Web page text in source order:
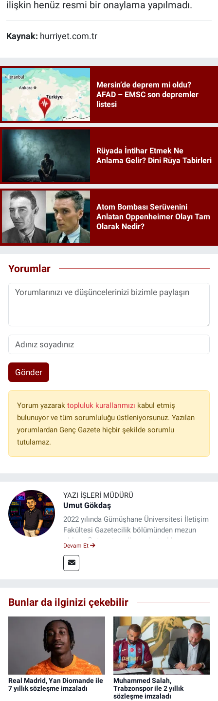
ilişkin henüz resmi bir onaylama yapılmadı.
Kaynak: hurriyet.com.tr
Mersin’de deprem mi oldu?
AFAD – EMSC son depremler
listesi
Rüyada İntihar Etmek Ne
Anlama Gelir? Dini Rüya Tabirleri
Atom Bombası Serüvenini
Anlatan Oppenheimer Olayı Tam
Olarak Nedir?
Yorumlar
Gönder
Yorum yazarak topluluk kurallarımızı kabul etmiş
bulunuyor ve tüm sorumluluğu üstleniyorsunuz. Yazılan
yorumlardan Genç Gazete hiçbir şekilde sorumlu
tutulamaz.
YAZI İŞLERI MÜDÜRÜ
Umut Gökdaş
2022 yılında Gümüşhane Üniversitesi İletişim
Fakültesi Gazetecilik bölümünden mezun
oldum. Üniversite yıllarımda 4 yıl boyunca
saha deneyimi kazandım. 2023 yılından beri
Genç Gazete'de okurlarımıza haber
Devam Et
Bunlar da ilginizi çekebilir
Real Madrid, Yan Diomande ile
7 yıllık sözleşme imzaladı
Muhammed Salah,
Trabzonspor ile 2 yıllık
sözleşme imzaladı